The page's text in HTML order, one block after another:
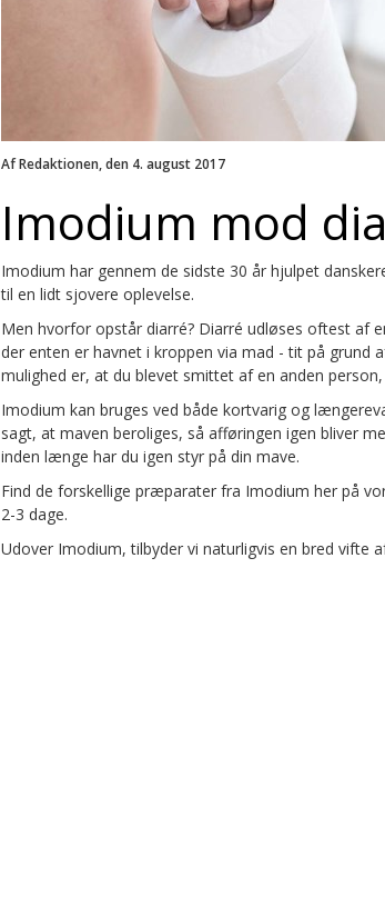
Af Redaktionen, den 4. august 2017
Imodium mod
Imodium har gennem de sidste 30 år hjulpet
til en lidt sjovere oplevelse.
Men hvorfor opstår diarré? Diarré udløses oftest af
der enten er havnet i kroppen via mad - tit på
mulighed er, at du blevet smittet af en anden
Imodium kan bruges ved både kortvarig og
sagt, at maven beroliges, så afføringen igen bliver
inden længe har du igen styr på din mave.
Find de forskellige præparater fra Imodium her på
2-3 dage.
Udover Imodium, tilbyder vi naturligvis en bred vifte